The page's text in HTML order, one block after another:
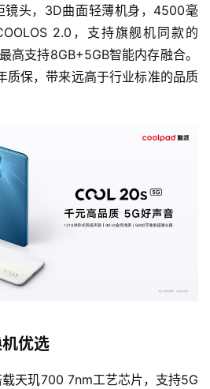
镜头，3D曲面轻薄机身，4500毫
2.0，支持旗舰机同款的
高支持8GB+5GB智能内存融合。
质保，带来远高于行业标准的品质
优选
天玑700 7nm工艺芯片，支持5G